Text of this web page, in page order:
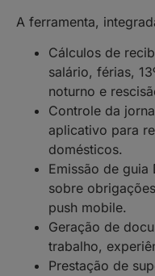
A ferramenta,
Cálculos de
salário, férias,
noturno e
Controle da
aplicativo para
domésticos.
Emissão de guia
sobre
push mobile.
Geração de
trabalho,
Prestação de